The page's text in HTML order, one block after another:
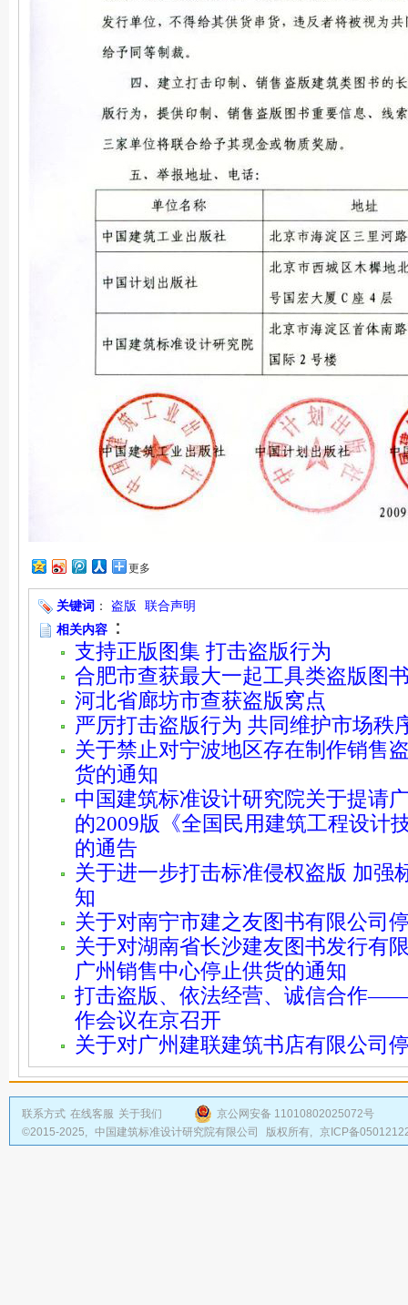
更多
关键词 ： 盗版
联合声明
相关内容
：
支持正版图集 打击盗版行为
合肥市查获最大一起工具类盗版图
河北省廊坊市查获盗版窝点
严厉打击盗版行为 共同维护市场秩
关于禁止对宁波地区存在制作销售
货的通知
中国建筑标准设计研究院关于提请
的2009版《全国民用建筑工程设计
的通告
关于进一步打击标准侵权盗版 加强
知
关于对南宁市建之友图书有限公司
关于对湖南省长沙建友图书发行有
广州销售中心停止供货的通知
打击盗版、依法经营、诚信合作
作会议在京召开
关于对广州建联建筑书店有限公司
联系方式 在线客服 关于我们
京公网安备 11010802025072号
©2015-2025, 中国建筑标准设计研究院有限公司 版权所有, 京ICP备